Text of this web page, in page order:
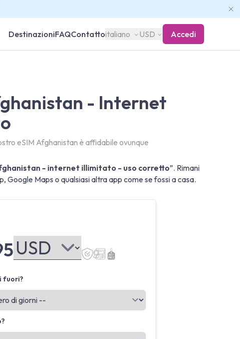
DestinazioniFAQContattoitaliano USD Accedi
- Internet
eSIM Afghanistan è affidabile ovunque
- internet illimitato - uso corretto”. Rimani
Google Maps o qualsiasi altra app come se fossi a casa.
fuori?